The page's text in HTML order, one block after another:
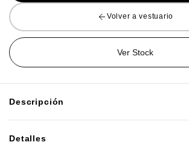
Volver a vestuario
Ver Stock
Descripción
elegante. Su tejido suave y ligero,
Detalles